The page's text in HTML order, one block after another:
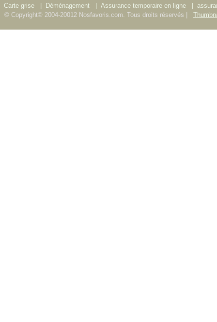
Carte grise Déménagement Assurance temporaire en ligne
© Copyright© 2004-20012 Nosfavoris.com. Tous droits réservés |